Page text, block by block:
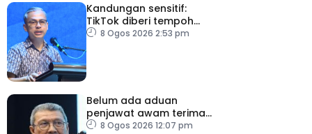
Kandungan sensitif:
TikTok diberi tempoh
perkukuh sistem
8 Ogos 2026 2:53 pm
Belum ada aduan
penjawat awam terima
tekanan daripada ahli
8 Ogos 2026 12:07 pm